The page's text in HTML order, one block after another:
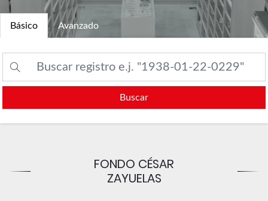
Básico Avanzado
Buscar
FONDO CÉSAR
ZAYUELAS